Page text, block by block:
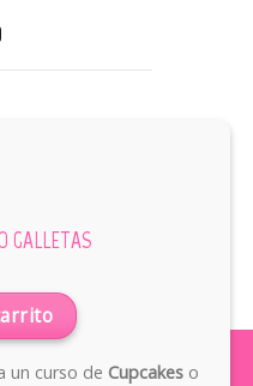
GALLETAS
un curso de Cupcakeso